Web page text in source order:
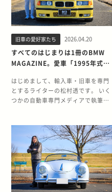
旧車の愛好家たち 2026.04.20
すべてのはじまりは1冊のBMW
MAGAZINE。愛車「1995年式
して別れを考える
はじめまして、輸入車・旧車を専門
とするライターの松村透です。 いく
つかの自動車専門メディアで執筆し
愛する方々の「そうそう、あるあ
る」をお伝えしていきたいと思って
います。 7回目となる今回は「1冊の
冊子がオーナーの人生を変えた」と
もいえる愛車との物語をお届けしま
す。 また本企画である、決して手放
すつもりのない愛車と「もしも別れ